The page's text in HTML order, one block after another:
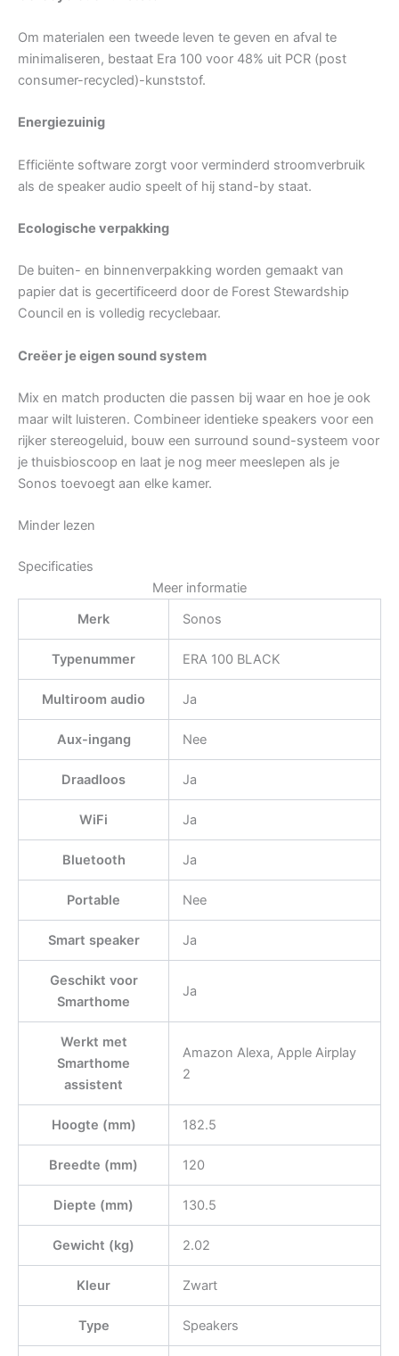
Om materialen een tweede leven te geven en afval te
minimaliseren, bestaat Era 100 voor 48% uit PCR (post
consumer-recycled)-kunststof.
Energiezuinig
Efficiënte software zorgt voor verminderd stroomverbruik
als de speaker audio speelt of hij stand-by staat.
Ecologische verpakking
De buiten- en binnenverpakking worden gemaakt van
papier dat is gecertificeerd door de Forest Stewardship
Council en is volledig recyclebaar.
Creëer je eigen sound system
Mix en match producten die passen bij waar en hoe je ook
maar wilt luisteren. Combineer identieke speakers voor een
rijker stereogeluid, bouw een surround sound-systeem voor
je thuisbioscoop en laat je nog meer meeslepen als je
Sonos toevoegt aan elke kamer.
Minder lezen
Specificaties
Meer informatie
Merk
Sonos
Typenummer ERA 100 BLACK
Multiroom audio Ja
Aux-ingang Nee
Draadloos Ja
WiFi Ja
Bluetooth Ja
Portable Nee
Smart speaker Ja
Geschikt voor
Smarthome
Ja
Werkt met
Smarthome
assistent
Amazon Alexa, Apple Airplay
2
Hoogte (mm) 182.5
Breedte (mm) 120
Diepte (mm) 130.5
Gewicht (kg) 2.02
Kleur Zwart
Type Speakers